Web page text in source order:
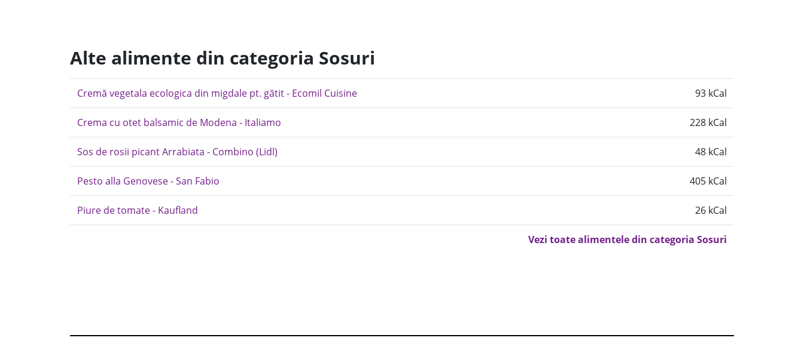
Alte alimente din categoria Sosuri
Cremă vegetala ecologica din migdale pt. gătit - Ecomil Cuisine 93 kCal
Crema cu otet balsamic de Modena - Italiamo 228 kCal
Sos de rosii picant Arrabiata - Combino (Lidl) 48 kCal
Pesto alla Genovese - San Fabio 405 kCal
Piure de tomate - Kaufland 26 kCal
Vezi toate alimentele din categoria Sosuri